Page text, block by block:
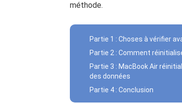
méthode.
Partie 1 : Choses à vérifier
Partie 2 : Comment
Partie 3 : MacBook Air
des données
Partie 4 : Conclusion